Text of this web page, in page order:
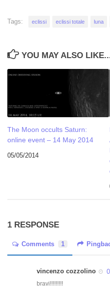
Tags: eclissi eclissi totale luna
YOU MAY ALSO
The Moon occults Saturn:
online event – 14 May 2014
05/05/2014
1 RESPONSE
Comments 1
vincenzo cozzolino
bravi!!!!!!!!!